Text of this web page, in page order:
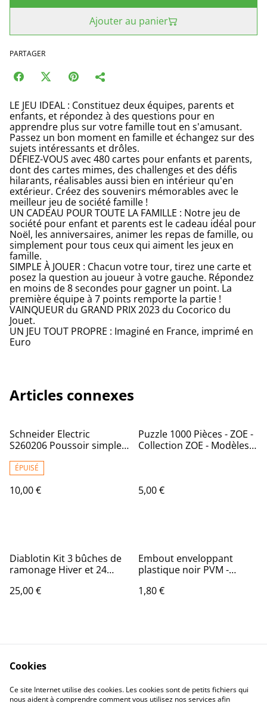
Ajouter au panier
PARTAGER
LE JEU IDEAL : Constituez deux équipes, parents et
enfants, et répondez à des questions pour en
apprendre plus sur votre famille tout en s'amusant.
Passez un bon moment en famille et échangez sur des
sujets intéressants et drôles.
DÉFIEZ-VOUS avec 480 cartes pour enfants et parents,
dont des cartes mimes, des challenges et des défis
hilarants, réalisables aussi bien en intérieur qu'en
extérieur. Créez des souvenirs mémorables avec le
meilleur jeu de société famille !
UN CADEAU POUR TOUTE LA FAMILLE : Notre jeu de
société pour enfant et parents est le cadeau idéal pour
Noël, les anniversaires, animer les repas de famille, ou
simplement pour tous ceux qui aiment les jeux en
famille.
SIMPLE À JOUER : Chacun votre tour, tirez une carte et
posez la question au joueur à votre gauche. Répondez
en moins de 8 secondes pour gagner un point. La
première équipe à 7 points remporte la partie !
VAINQUEUR du GRAND PRIX 2023 du Cocorico du
Jouet.
UN JEU TOUT PROPRE : Imaginé en France, imprimé en
Euro
Articles connexes
Schneider Electric
S260206 Poussoir simple
complet 230 V
ÉPUISÉ
10,00 €
Puzzle 1000 Pièces - ZOE -
Collection ZOE - Modèles
5,00 €
Diablotin Kit 3 bûches de
ramonage Hiver et 24
25,00 €
Embout enveloppant
plastique noir PVM -
par 4
1,80 €
Cookies
Ce site Internet utilise des cookies. Les cookies sont de petits fichiers qui
nous aident à comprendre comment vous utilisez nos services afin